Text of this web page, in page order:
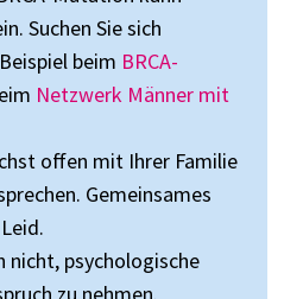
Suchen Sie sich
beim BRCA-
Netzwerk Männer mit
offen mit Ihrer Familie
Gemeinsames
nicht, psychologische